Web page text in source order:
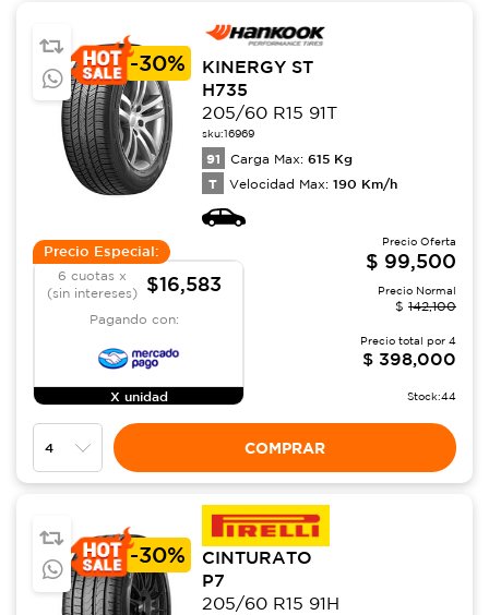
-30%
KINERGY ST
H735
205/60 R15 91T
sku:16969
91 Carga Max: 615 Kg
T Velocidad Max: 190 Km/h
Precio Especial:
6 cuotas x
(sin intereses)
$16,583
Pagando con:
X unidad
Precio Oferta
$ 99,500
Precio Normal
$ 142,100
Precio total por 4
$ 398,000
Stock:44
COMPRAR
-30%
CINTURATO
P7
205/60 R15 91H